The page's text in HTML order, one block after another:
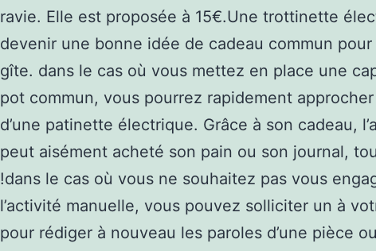
ravie. Elle est proposée à 15€.Une trottinette
devenir une bonne idée de cadeau commun
gîte. dans le cas où vous mettez en place une
pot commun, vous pourrez rapidement
d’une patinette électrique. Grâce à son cadeau,
peut aisément acheté son pain ou son journal,
!dans le cas où vous ne souhaitez pas vous
l’activité manuelle, vous pouvez solliciter un à
pour rédiger à nouveau les paroles d’une pièce